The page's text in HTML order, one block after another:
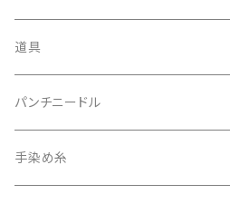
太い糸
赤系
青系
batts
20g
40g
トップ
道具
パンチニードル
手染め糸